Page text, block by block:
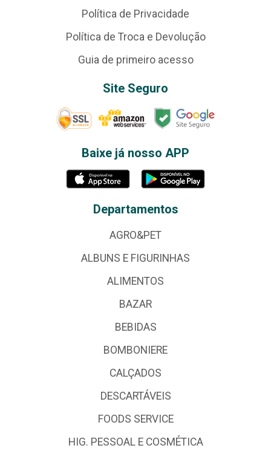
Política de Privacidade
Política de Troca e Devolução
Guia de primeiro acesso
Site Seguro
Baixe já nosso APP
Departamentos
AGRO&PET
ALBUNS E FIGURINHAS
ALIMENTOS
BAZAR
BEBIDAS
BOMBONIERE
CALÇADOS
DESCARTÁVEIS
FOODS SERVICE
HIG. PESSOAL E COSMÉTICA